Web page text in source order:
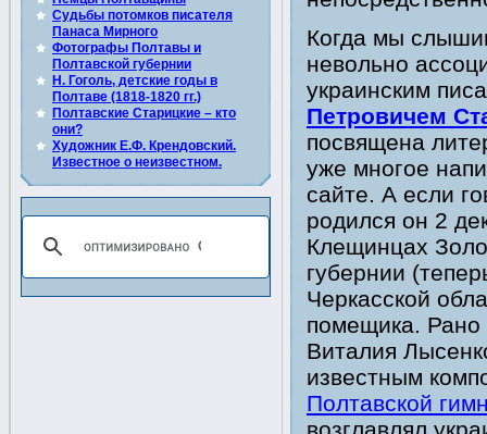
Судьбы потомков писателя
Панаса Мирного
Фотографы Полтавы и
Полтавской губернии
Н. Гоголь, детские годы в
Полтаве (1818-1820 гг.)
Полтавские Старицкие – кто
они?
Художник Е.Ф. Крендовский.
Известное о неизвестном.
Когда мы
невольно
украинским
Петровичем
посвящена
уже многое
сайте. А если
родился он 2
Клещинцах
губернии
Черкасской
помещика. Рано
Виталия
известным
Полтавской